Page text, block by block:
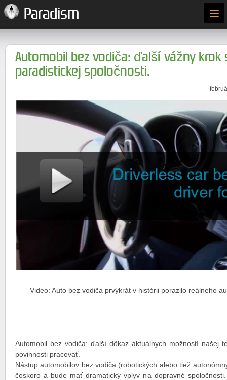
Paradism ≡
Automobil bez vodiča: ďalší vážny krok
paradistickej spoločnosti.
Video: Auto bez vodiča prvýkrát v histórii porazilo reálneho
Automobil bez vodiča: ďalší dôkaz aktuálnych možností našej
povinnosti pracovať.
Nástup automobilov bez vodiča (robotických alebo tiež
čoskoro a bude mať dramatický vplyv na dopravné